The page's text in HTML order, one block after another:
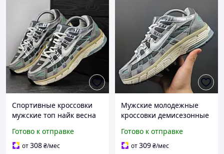
Спортивные кроссовки
мужские топ найк весна
Готово к отправке
от308₴/мес
Мужские молодежные
кроссовки демисезонные
Готово к отправке
от309₴/мес